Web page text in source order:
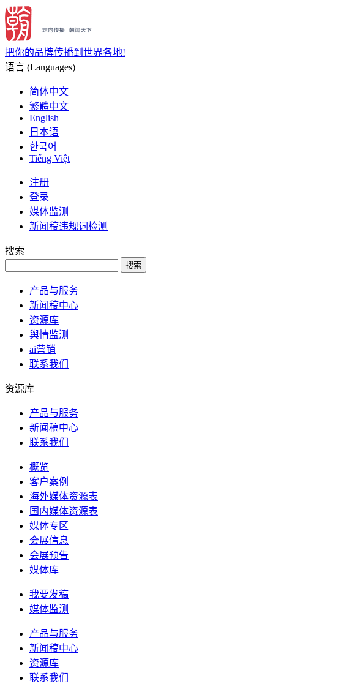
把你的品牌传播到世界各地!
语言 (Languages)
简体中文
繁體中文
English
日本语
한국어
Tiếng Việt
注册
登录
媒体监测
新闻稿违规词检测
搜索
搜索
产品与服务
新闻稿中心
资源库
舆情监测
ai营销
联系我们
资源库
产品与服务
新闻稿中心
联系我们
概览
客户案例
海外媒体资源表
国内媒体资源表
媒体专区
会展信息
会展预告
媒体库
我要发稿
媒体监测
产品与服务
新闻稿中心
资源库
联系我们